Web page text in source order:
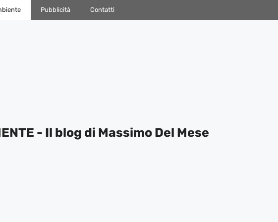
Pubblicità Contatti
- Il blog di Massimo Del Mese